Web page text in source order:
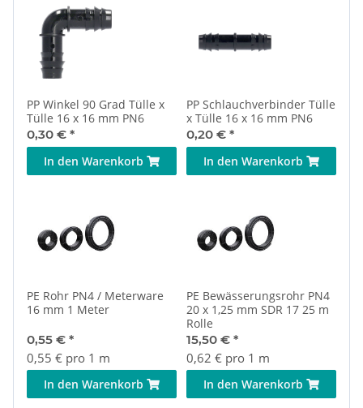
PP Winkel 90 Grad Tülle x
Tülle 16 x 16 mm PN6
0,30 € *
In den Warenkorb
PP Schlauchverbinder Tülle
x Tülle 16 x 16 mm PN6
0,20 € *
In den Warenkorb
PE Rohr PN4 / Meterware
16 mm 1 Meter
0,55 € *
0,55 € pro 1 m
In den Warenkorb
PE Bewässerungsrohr PN4
20 x 1,25 mm SDR 17 25 m
Rolle
15,50 € *
0,62 € pro 1 m
In den Warenkorb